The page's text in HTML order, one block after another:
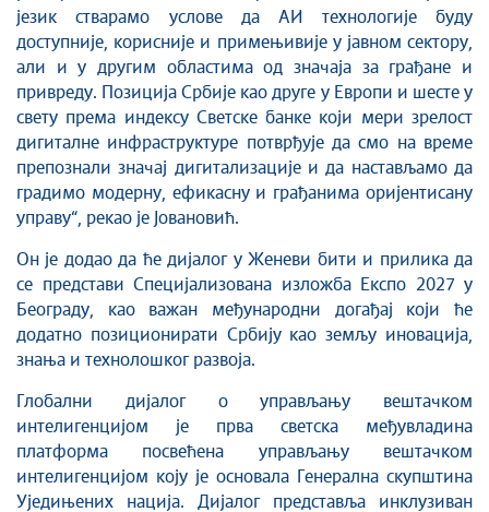
језик стварамо услове да АИ технологије буду
доступније, корисније и примењивије у јавном сектору,
али и у другим областима од значаја за грађане и
привреду. Позиција Србије као друге у Европи и шесте у
свету према индексу Светске банке који мери зрелост
дигиталне инфраструктуре потврђује да смо на време
препознали значај дигитализације и да настављамо да
градимо модерну, ефикасну и грађанима оријентисану
управу“, рекао је Јовановић.
Он је додао да ће дијалог у Женеви бити и прилика да
се представи Специјализована изложба Експо 2027 у
Београду, као важан међународни догађај који ће
додатно позиционирати Србију као земљу иновација,
знања и технолошког развоја.
Глобални дијалог о управљању вештачком
интелигенцијом је прва светска међувладина
платформа посвећена управљању вештачком
интелигенцијом коју је основала Генерална скупштина
Уједињених нација. Дијалог представља инклузиван